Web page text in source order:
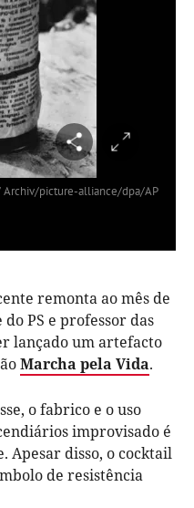
Archiv/picture-alliance/dpa/AP
remonta ao mês de
PS e professor das
lançado um artefacto
Marcha pela Vida.
o fabrico e o uso
improvisado é
Apesar disso, o cocktail
de resistência